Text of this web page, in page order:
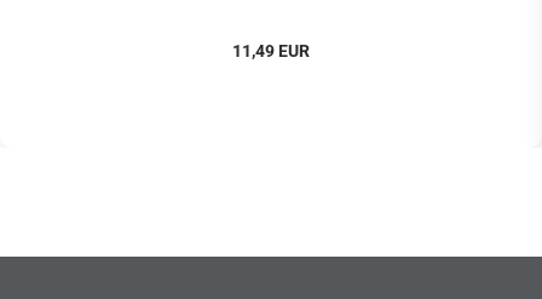
11,49 EUR